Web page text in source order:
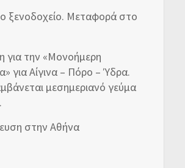
ξενοδοχείο. Μεταφορά στο
για την «Μονοήμερη
για Αίγινα – Πόρο – Ύδρα.
μεσημεριανό γεύμα
στην Αθήνα